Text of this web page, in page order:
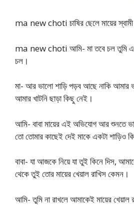
ma new choti চাষির ছেলে মায়ের স্বামী
ma new choti আমি- মা তবে চল তুমি
চল।
মা- আর ভালো শাড়ি পড়ব আছে নাকি আমার
আমার খাটনি ছাড়া কিছু নেই।
আমি- বাবা মায়ের এই অভিযোগ আর শুনতে
তো তোমার কাছেই দেই মাকে একটা শাড়িও
বাবা- যা আজকে নিয়ে যা তুই কিনে দিস,
থেকে তুই তোর মায়ের খেয়াল রাখিস কেমন।
আমি- তুমি না রাখলে আমাকেই মায়ের খেয়াল